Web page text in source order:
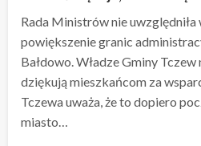
Rada Ministrów nie uwzględniła
powiększenie granic
Bałdowo. Władze Gminy
dziękują mieszkańcom za
Tczewa uważa, że to dopiero
miasto…